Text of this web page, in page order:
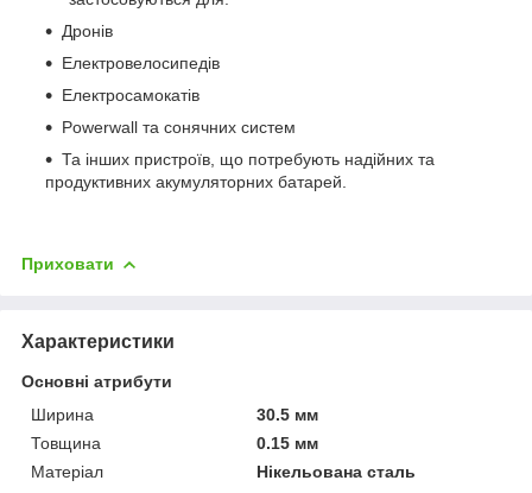
Дронів
Електровелосипедів
Електросамокатів
Powerwall та сонячних систем
Та інших пристроїв, що потребують надійних та
продуктивних акумуляторних батарей.
Приховати
Характеристики
Основні атрибути
Ширина
30.5 мм
Товщина
0.15 мм
Матеріал
Нікельована сталь